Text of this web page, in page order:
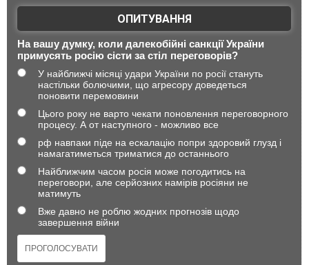
ОПИТУВАННЯ
На вашу думку, коли далекобійні санкції України
примусять росію сісти за стіл переговорів?
У найближчі місяці удари України по росії стануть
настільки болючими, що агресору доведеться
поновити перемовини
Цього року не варто чекати поновлення переговорного
процесу. А от наступного - можливо все
рф навпаки піде на ескалацію попри здоровий глузд і
намагатиметься триматися до останнього
Найближчим часом росія може погодитись на
переговори, але серйозних намірів росіяни не
матимуть
Вже давно не роблю жодних прогнозів щодо
завершення війни